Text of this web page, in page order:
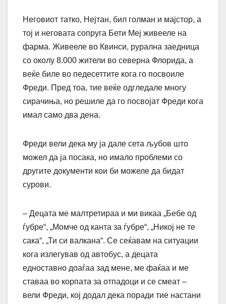
Неговиот татко, Нејтан, бил голман и мајстор, а
тој и неговата сопруга Бети Меј живееле на
фарма. Живееле во Квинси, рурална заедница
со околу 8.000 жители во северна Флорида, а
веќе биле во педесеттите кога го посвоиле
Фреди. Пред тоа, тие веќе одгледале многу
сирачиња, но решиле да го посвојат Фреди кога
имал само два дена.
Фреди вели дека му ја дале сета љубов што
можел да ја посака, но имало проблеми со
другите документи кои би можеле да бидат
сурови.
– Децата ме малтретираа и ми викаа „Бебе од
ѓубре“, „Момче од канта за ѓубре“, „Никој не те
сака“, „Ти си валкана“. Се сеќавам на ситуации
кога излегував од автобус, а децата
едноставно доаѓаа зад мене, ме фаќаа и ме
ставаа во корпата за отпадоци и се смеат –
вели Фреди, кој додал дека поради тие настани